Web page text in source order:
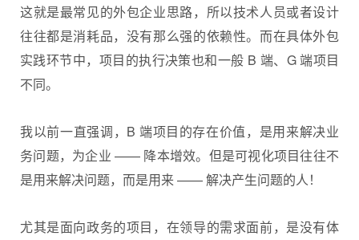
这就是最常见的外包企业思路，所以技术人员或者设计
往往都是消耗品，没有那么强的依赖性。而在具体外包
实践环节中，项目的执行决策也和一般 B 端、G 端项目
不同。
我以前一直强调，B 端项目的存在价值，是用来解决业
务问题，为企业 —— 降本增效。但是可视化项目往往不
是用来解决问题，而是用来 —— 解决产生问题的人！
尤其是面向政务的项目，在领导的需求面前，是没有体